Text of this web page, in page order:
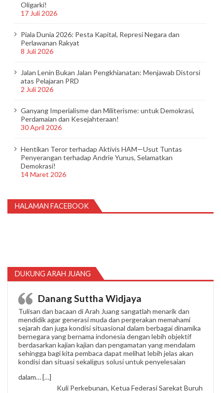
Oligarki!
17 Juli 2026
Piala Dunia 2026: Pesta Kapital, Represi Negara dan
Perlawanan Rakyat
8 Juli 2026
Jalan Lenin Bukan Jalan Pengkhianatan: Menjawab Distorsi
atas Pelajaran PRD
2 Juli 2026
Ganyang Imperialisme dan Militerisme: untuk Demokrasi,
Perdamaian dan Kesejahteraan!
30 April 2026
Hentikan Teror terhadap Aktivis HAM—Usut Tuntas
Penyerangan terhadap Andrie Yunus, Selamatkan
Demokrasi!
14 Maret 2026
HALAMAN FACEBOOK
DUKUNG ARAH JUANG
Danang Suttha Widjaya
Tulisan dan bacaan di Arah Juang sangatlah menarik dan
mendidik agar generasi muda dan pergerakan memahami
sejarah dan juga kondisi situasional dalam berbagai dinamika
bernegara yang bernama indonesia dengan lebih objektif
berdasarkan kajian kajian dan pengamatan yang mendalam
sehingga bagi kita pembaca dapat melihat lebih jelas akan
kondisi dan situasi sekaligus solusi untuk penyelesaian
dalam…[…]
Kuli Perkebunan, Ketua Federasi Sarekat Buruh